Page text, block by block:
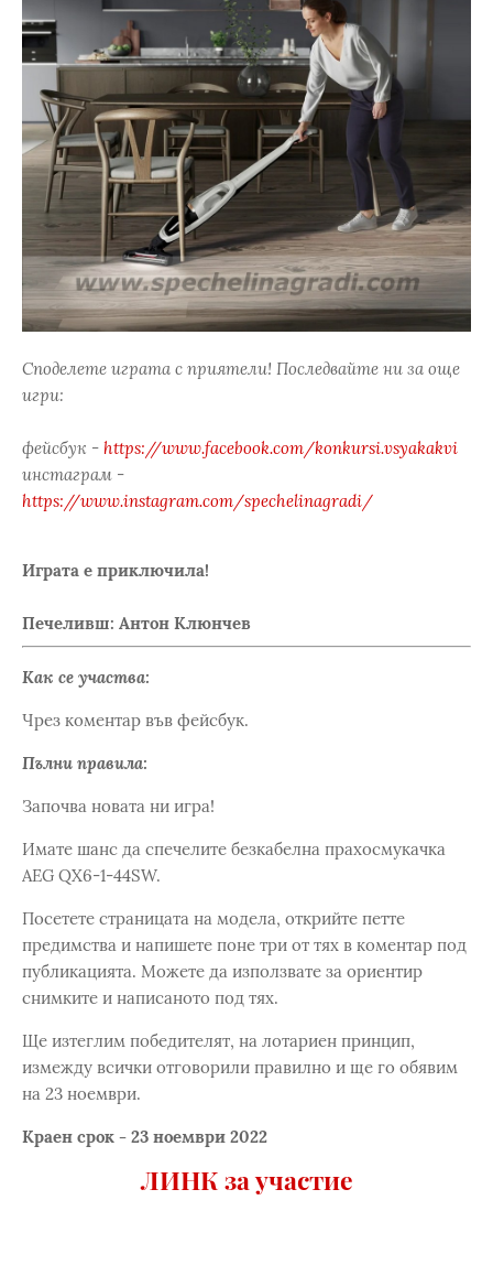
Споделете играта с приятели! Последвайте ни за още
игри:
фейсбук - https://www.facebook.com/konkursi.vsyakakvi
инстаграм -
https://www.instagram.com/spechelinagradi/
Играта е приключила!
Печеливш: Антон Клюнчев
Как се участва:
Чрез коментар във фейсбук.
Пълни правила:
Започва новата ни игра!
Имате шанс да спечелите безкабелна прахосмукачка
AEG QX6-1-44SW.
Посетете страницата на модела, открийте петте
предимства и напишете поне три от тях в коментар под
публикацията. Можете да използвате за ориентир
снимките и написаното под тях.
Ще изтеглим победителят, на лотариен принцип,
измежду всички отговорили правилно и ще го обявим
на 23 ноември.
Краен срок - 23 ноември 2022
ЛИНК за участие